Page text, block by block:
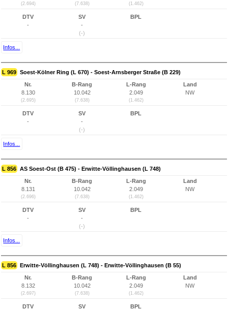
(2.694) (7.638) (1.462)
DTV
-
SV
-
(-)
BPL
Infos...
L 969 Soest-Kölner Ring (L 670) - Soest-Arnsberger Straße (B 229)
Nr.
8.130
(2.695)
B-Rang
10.042
(7.638)
L-Rang
2.049
(1.462)
Land
NW
DTV
-
SV
-
(-)
BPL
Infos...
L 856 AS Soest-Ost (B 475) - Erwitte-Völlinghausen (L 748)
Nr.
8.131
(2.696)
B-Rang
10.042
(7.638)
L-Rang
2.049
(1.462)
Land
NW
DTV
-
SV
-
(-)
BPL
Infos...
L 856 Erwitte-Völlinghausen (L 748) - Erwitte-Völlinghausen (B 55)
Nr.
8.132
(2.697)
B-Rang
10.042
(7.638)
L-Rang
2.049
(1.462)
Land
NW
DTV SV BPL